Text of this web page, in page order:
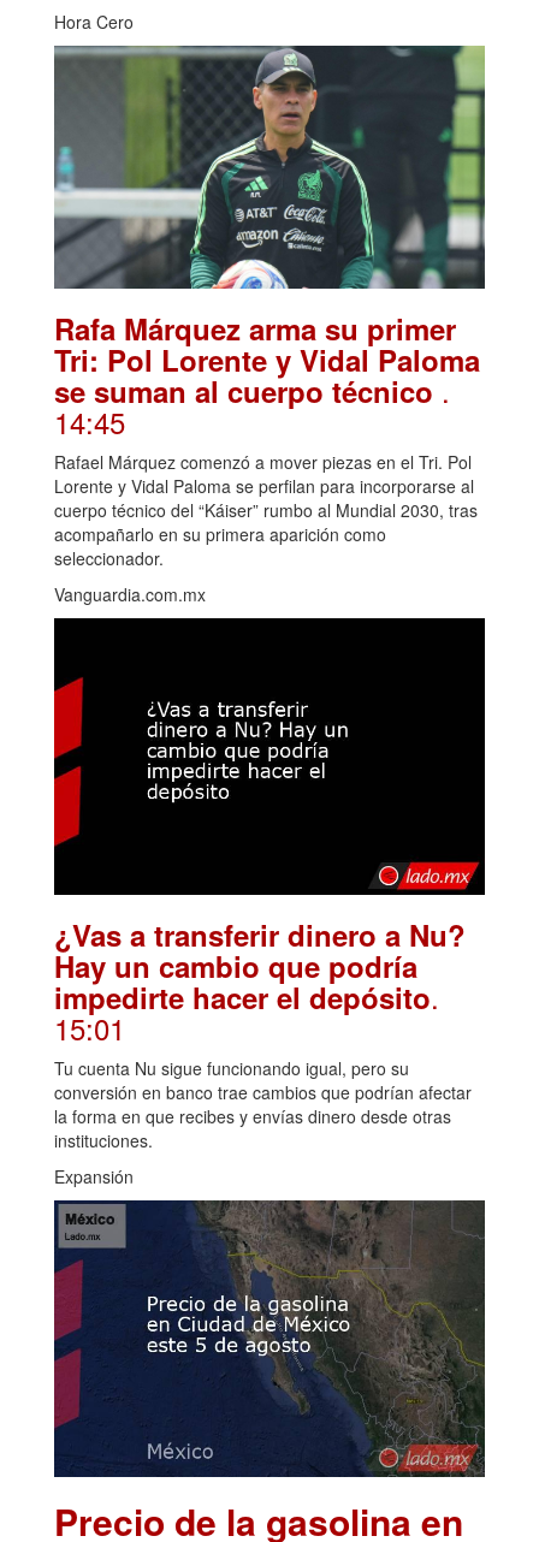
Hora Cero
Rafa Márquez arma su primer
Tri: Pol Lorente y Vidal Paloma
se suman al cuerpo técnico .
14:45
Rafael Márquez comenzó a mover piezas en el Tri. Pol
Lorente y Vidal Paloma se perfilan para incorporarse al
cuerpo técnico del “Káiser” rumbo al Mundial 2030, tras
acompañarlo en su primera aparición como
seleccionador.
Vanguardia.com.mx
¿Vas a transferir dinero a Nu?
Hay un cambio que podría
impedirte hacer el depósito.
15:01
Tu cuenta Nu sigue funcionando igual, pero su
conversión en banco trae cambios que podrían afectar
la forma en que recibes y envías dinero desde otras
instituciones.
Expansión
Precio de la gasolina en